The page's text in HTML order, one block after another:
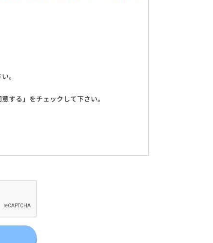
。
する」をチェックして下さい。